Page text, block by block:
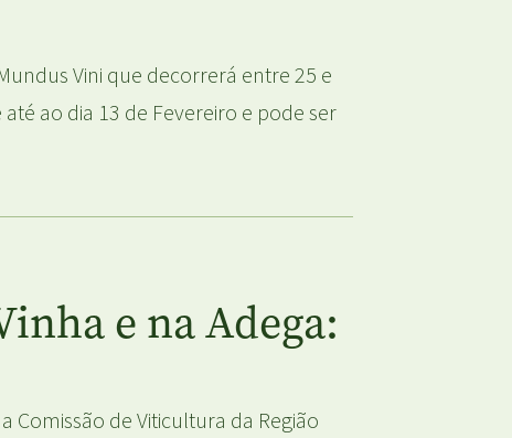
Vini que decorrerá entre 25 e
ao dia 13 de Fevereiro e pode ser
e na Adega:
Comissão de Viticultura da Região